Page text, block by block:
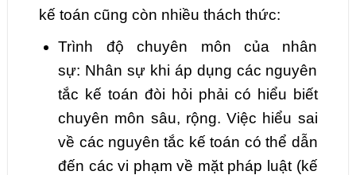
kế toán cũng còn nhiều thách thức:
Trình độ chuyên môn của nhân
sự: Nhân sự khi áp dụng các nguyên
tắc kế toán đòi hỏi phải có hiểu biết
chuyên môn sâu, rộng. Việc hiểu sai
về các nguyên tắc kế toán có thể dẫn
đến các vi phạm về mặt pháp luật (kế